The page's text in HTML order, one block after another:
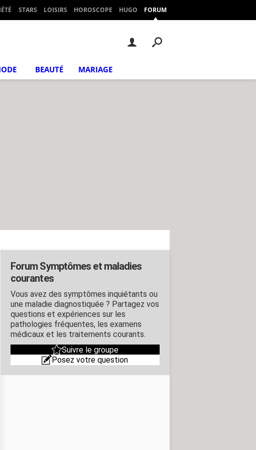
STARS LOISIRS HOROSCOPE HUGO FORUM
BEAUTÉ MARIAGE
Forum Symptômes et maladies
courantes
Vous avez des symptômes inquiétants ou
une maladie diagnostiquée ? Partagez vos
questions et expériences sur les
pathologies fréquentes, les examens
médicaux et les traitements courants.
Suivre le groupe
Posez votre question